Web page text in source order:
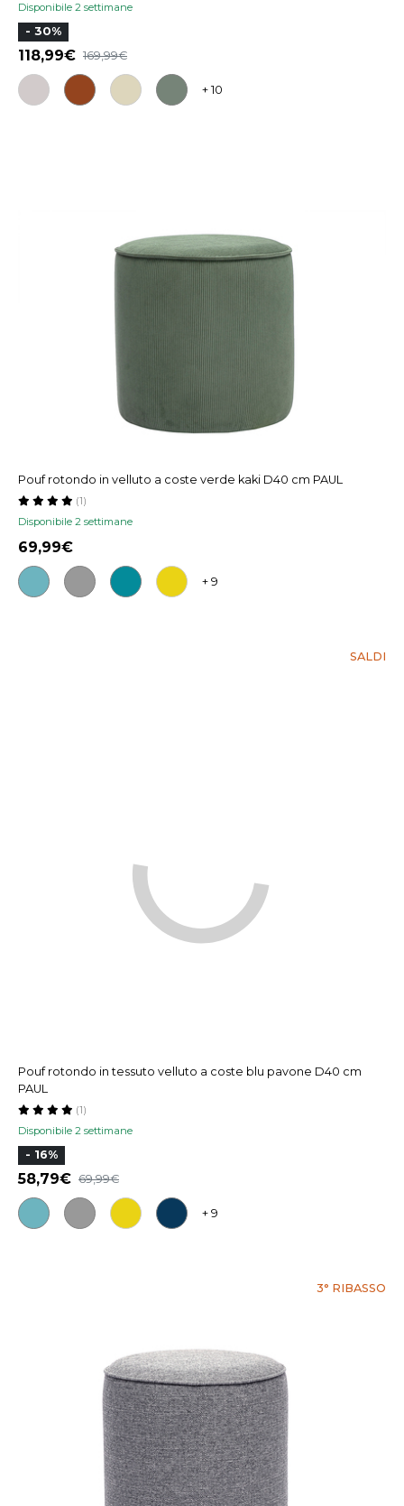
Disponibile 2 settimane
- 30%
118,99 169,99
+ 10
Pouf rotondo in velluto a coste verde kaki D40 cm PAUL
Disponibile 2 settimane
(1)
69,99
+ 9
SALDI
Pouf rotondo in tessuto velluto a coste blu pavone D40 cm
PAUL
Disponibile 2 settimane
(1)
- 16%
58,79 69,99
+ 9
3° RIBASSO